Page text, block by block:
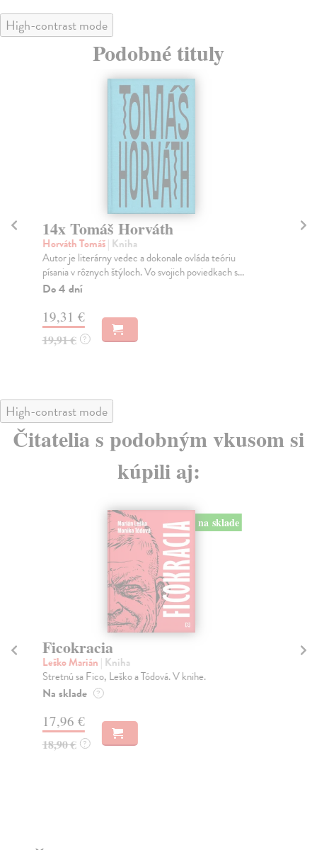
High-contrast mode
Podobné tituly
14x Tomáš Horváth
Horváth Tomáš| Kniha
Autor je literárny vedec a dokonale ovláda teóriu
písania v rôznych štýloch. Vo svojich poviedkach s...
Do 4 dní
19,31 €
19,91 € ?
High-contrast mode
Čitatelia s podobným vkusom si
kúpili aj:
na sklade
Ficokracia
Leško Marián | Kniha
Stretnú sa Fico, Leško a Tódová. V knihe.
Na sklade ?
17,96 €
18,90 € ?